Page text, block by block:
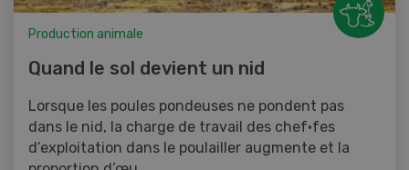
Production animale
Quand le sol devient un nid
Lorsque les poules pondeuses ne pondent pas
dans le nid, la charge de travail des chef·fes
d’exploitation dans le poulailler augmente et la